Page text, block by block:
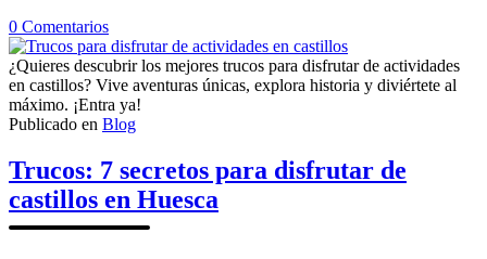
0 Comentariosen
Trucos
para
disfrutar
de
actividades
castillos
¿Quieres descubrir los mejores trucos para disfrutar de actividades
en castillos? Vive aventuras únicas, explora historia y diviértete al
máximo. ¡Entra ya!
Publicado en Blog
Trucos: 7 secretos para disfrutar de
castillos en Huesca